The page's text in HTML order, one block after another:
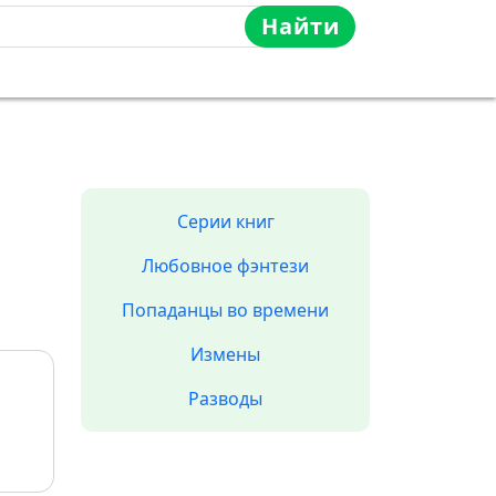
Найти
Серии книг
Любовное фэнтези
Попаданцы во времени
Измены
Разводы